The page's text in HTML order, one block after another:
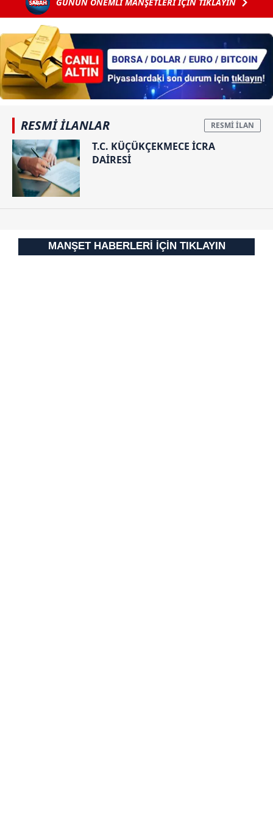
Olay anı
kamerada...
verdi
RESMİ İLANLAR
T.C. KÜÇÜKÇEKMECE İCRA
DAİRESİ
MANŞET HABERLERİ İÇİN TIKLAYIN